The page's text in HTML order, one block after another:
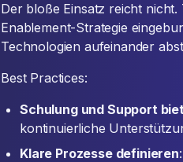
Der bloße Einsatz reicht
Enablement-Strategie
Technologien aufeinander
Best Practices:
Schulung und Support
kontinuierliche
Klare Prozesse definieren